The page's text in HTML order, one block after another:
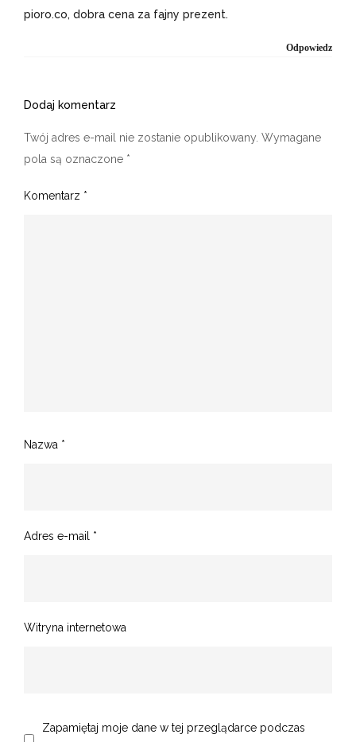
pioro.co, dobra cena za fajny prezent.
Odpowiedz
Dodaj komentarz
Twój adres e-mail nie zostanie opublikowany. Wymagane
pola są oznaczone *
Komentarz *
Nazwa *
Adres e-mail *
Witryna internetowa
Zapamiętaj moje dane w tej przeglądarce podczas